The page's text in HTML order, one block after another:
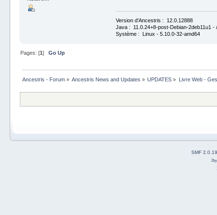
Version d'Ancestris : 12.0.12888
Java : 11.0.24+8-post-Debian-2deb11u1 -
Système : Linux - 5.10.0-32-amd64
Pages: [1] Go Up
Ancestris - Forum» Ancestris News and Updates » UPDATES » Livre Web -
SMF 2.0.19